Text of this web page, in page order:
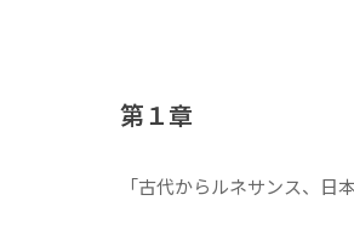
第１章
「古代からルネサンス、日